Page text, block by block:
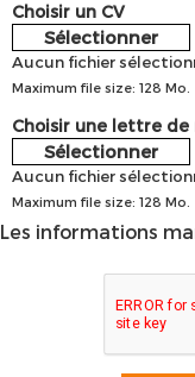
Choisir un CV
Sélectionner
Aucun fichier
Maximum file size: 128 Mo.
Choisir une lettre
Sélectionner
Aucun fichier
Maximum file size: 128 Mo.
Les informations